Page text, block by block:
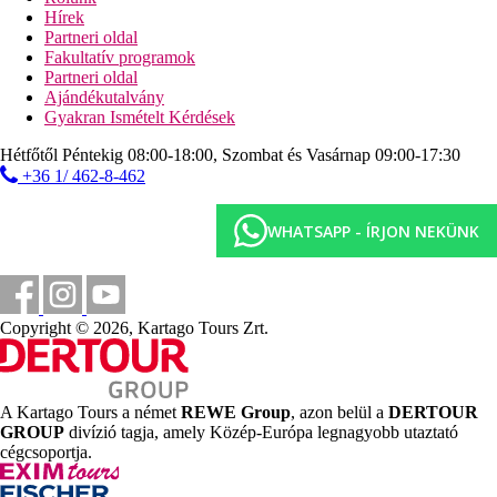
fagylalt 16:00 és 16:30 óra között, tea 16:00 és 17:00 óra
között, vacsora az a'la carte-étteremben 19:00 és 21:00 óra
között (előzetes foglalás szükséges, italok térítés
ellenében), helyi alkoholos és alkoholmentes italok 10:00
és 00:00 óra között. Az All Inclusive szállodák
eltérhetnek.
Az adott ország hivatalos besorolása: 4*.
1 km
Városközpont
90 m
Távolság a tengerparttól
65 km
Távolság a legközelebbi repülőtértől
Hírek
Partneri oldal
Fakultatív programok
Partneri oldal
Ajándékutalvány
Gyakran Ismételt Kérdések
Hétfőtől Péntekig 08:00-18:00, Szombat és Vasárnap 09:00-17:30
+36 1/ 462-8-462
WHATSAPP - ÍRJON NEKÜNK
Copyright © 2026, Kartago Tours Zrt.
A Kartago Tours a német REWE Group, azon belül a DERTOUR
GROUP divízió tagja, amely Közép-Európa legnagyobb utaztató
cégcsoportja.